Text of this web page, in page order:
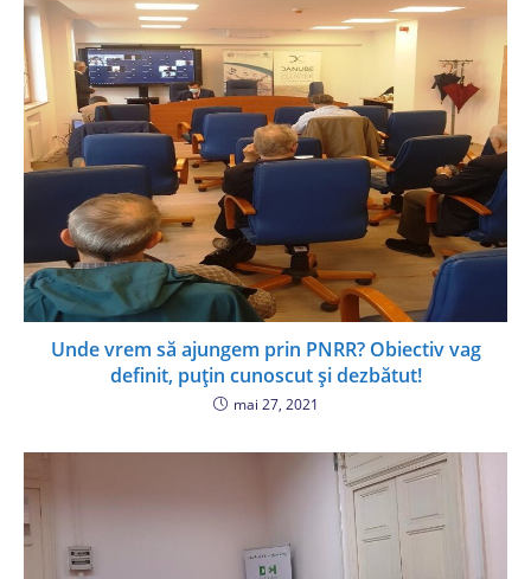
Unde vrem să ajungem prin PNRR? Obiectiv vag
definit, puțin cunoscut și dezbătut!
mai 27, 2021